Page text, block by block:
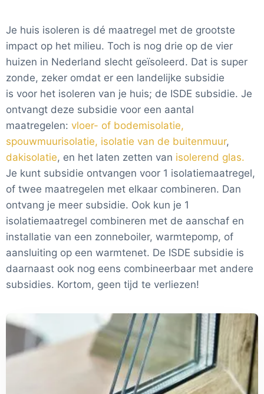
Je huis isoleren is dé maatregel met de grootste
impact op het milieu. Toch is nog drie op de vier
huizen in Nederland slecht geïsoleerd. Dat is super
zonde, zeker omdat er een landelijke subsidie
is voor het isoleren van je huis; de ISDE subsidie. Je
ontvangt deze subsidie voor een aantal
maatregelen: vloer- of bodemisolatie,
spouwmuurisolatie, isolatie van de buitenmuur,
dakisolatie, en het laten zetten van isolerend glas.
Je kunt subsidie ontvangen voor 1 isolatiemaatregel,
of twee maatregelen met elkaar combineren. Dan
ontvang je meer subsidie. Ook kun je 1
isolatiemaatregel combineren met de aanschaf en
installatie van een zonneboiler, warmtepomp, of
aansluiting op een warmtenet. De ISDE subsidie is
daarnaast ook nog eens combineerbaar met andere
subsidies. Kortom, geen tijd te verliezen!